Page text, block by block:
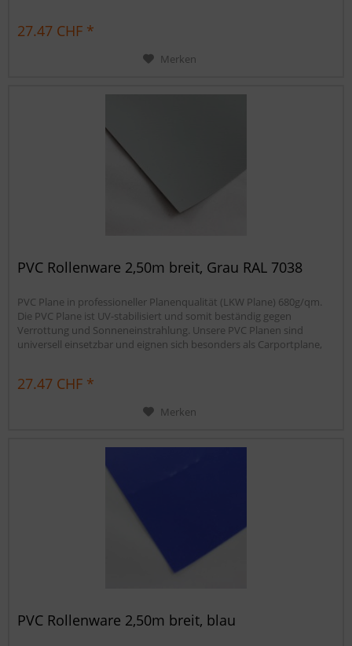
Ihnen auch ein...
27.47 CHF *
Merken
PVC Rollenware 2,50m breit, Grau RAL 7038
PVC Plane in professioneller Planenqualität (LKW Plane) 680g/qm.
Die PVC Plane ist UV-stabilisiert und somit beständig gegen
Verrottung und Sonneneinstrahlung. Unsere PVC Planen sind
universell einsetzbar und eignen sich besonders als Carportplane,
Ihnen auch ein...
27.47 CHF *
Merken
PVC Rollenware 2,50m breit, blau